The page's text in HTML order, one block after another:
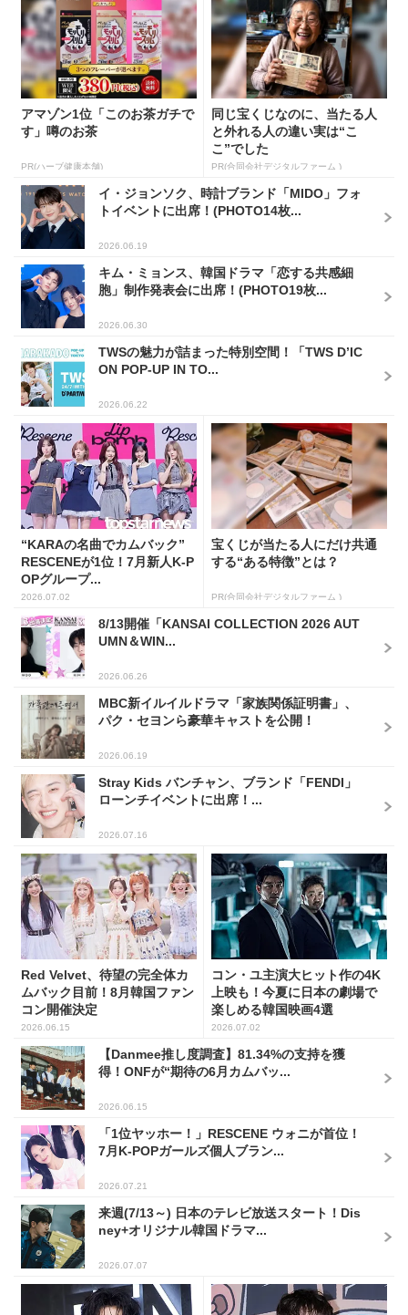
アマゾン1位「このお茶ガチで
す」噂のお茶
PR(ハーブ健康本舗)
同じ宝くじなのに、当たる人
と外れる人の違い実は“こ
こ”でした
PR(合同会社デジタルファーム )
イ・ジョンソク、時計ブランド「MIDO」フォ
トイベントに出席！(PHOTO14枚...
2026.06.19
キム・ミョンス、韓国ドラマ「恋する共感細
胞」制作発表会に出席！(PHOTO19枚...
2026.06.30
TWSの魅力が詰まった特別空間！「TWS D’IC
ON POP-UP IN TO...
2026.06.22
“KARAの名曲でカムバック”
RESCENEが1位！7月新人K-P
OPグループ...
2026.07.02
宝くじが当たる人にだけ共通
する“ある特徴”とは？
PR(合同会社デジタルファーム )
8/13開催「KANSAI COLLECTION 2026 AUT
UMN＆WIN...
2026.06.26
MBC新イルイルドラマ「家族関係証明書」、
パク・セヨンら豪華キャストを公開！
2026.06.19
Stray Kids バンチャン、ブランド「FENDI」
ローンチイベントに出席！...
2026.07.16
Red Velvet、待望の完全体カ
ムバック目前！8月韓国ファン
コン開催決定
2026.06.15
コン・ユ主演大ヒット作の4K
上映も！今夏に日本の劇場で
楽しめる韓国映画4選
2026.07.02
【Danmee推し度調査】81.34%の支持を獲
得！ONFが“期待の6月カムバッ...
2026.06.15
「1位ヤッホー！」RESCENE ウォニが首位！
7月K-POPガールズ個人ブラン...
2026.07.21
来週(7/13～) 日本のテレビ放送スタート！Dis
ney+オリジナル韓国ドラマ...
2026.07.07